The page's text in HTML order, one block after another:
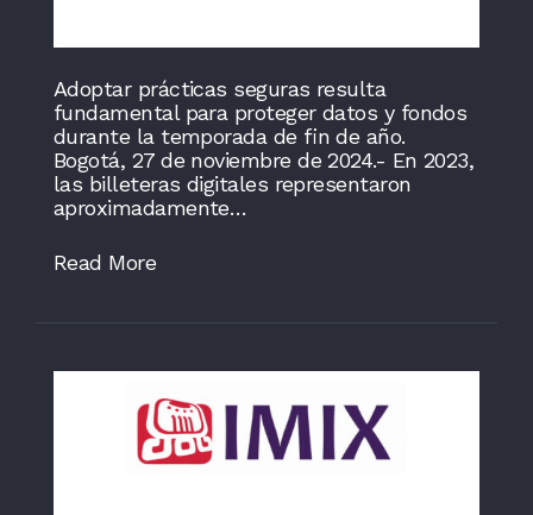
Adoptar prácticas seguras resulta
fundamental para proteger datos y fondos
durante la temporada de fin de año.
Bogotá, 27 de noviembre de 2024.- En 2023,
las billeteras digitales representaron
aproximadamente…
Read More